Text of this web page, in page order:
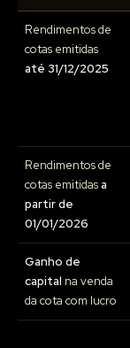
Rendimentos de
cotas emitidas
até 31/12/2025
Rendimentos de
cotas emitidasa
partir de
01/01/2026
Ganho de
capital na venda
da cota com lucro